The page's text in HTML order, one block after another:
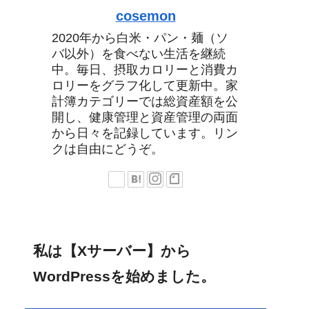
cosemon
2020年から白米・パン・麺（ソ
バ以外）を食べない生活を継続
中。毎日、摂取カロリーと消費カ
ロリーをグラフ化して更新中。家
計簿カテゴリーでは総資産額を公
開し、健康管理と資産管理の両面
から日々を記録しています。リン
クは自由にどうぞ。
私は【Xサーバー】から
WordPressを始めました。